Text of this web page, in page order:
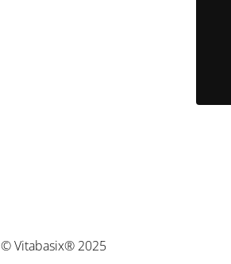
© Vitabasix® 2025